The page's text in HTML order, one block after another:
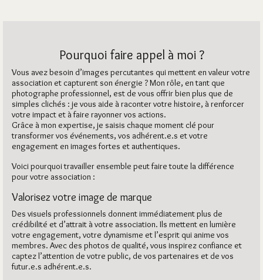
Pourquoi faire appel à moi ?
Vous avez besoin d’images percutantes qui mettent en valeur votre
association et capturent son énergie ? Mon rôle, en tant que
photographe professionnel, est de vous offrir bien plus que de
simples clichés : je vous aide à raconter votre histoire, à renforcer
votre impact et à faire rayonner vos actions.
Grâce à mon expertise, je saisis chaque moment clé pour
transformer vos événements, vos adhérent.e.s et votre
engagement en images fortes et authentiques.
Voici pourquoi travailler ensemble peut faire toute la différence
pour votre association :
Valorisez votre image de marque
Des visuels professionnels donnent immédiatement plus de
crédibilité et d’attrait à votre association. Ils mettent en lumière
votre engagement, votre dynamisme et l’esprit qui anime vos
membres. Avec des photos de qualité, vous inspirez confiance et
captez l’attention de votre public, de vos partenaires et de vos
futur.e.s adhérent.e.s.